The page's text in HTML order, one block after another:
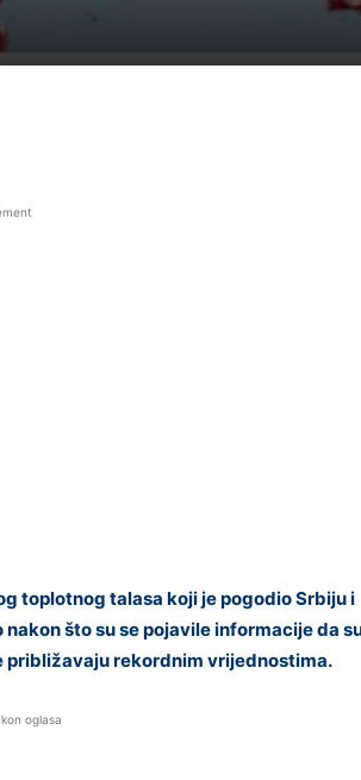
toplotnog talasa koji je pogodio Srbiju i
što su se pojavile informacije da
približavaju rekordnim vrijednostima.
oglasa